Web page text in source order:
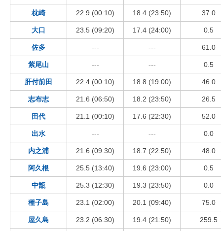
枕崎 22.9 (00:10) 18.4 (23:50) 37.0
大口 23.5 (09:20) 17.4 (24:00) 0.5
佐多 --- --- 61.0
紫尾山 --- --- 0.5
肝付前田 22.4 (00:10) 18.8 (19:00) 46.0
志布志 21.6 (06:50) 18.2 (23:50) 26.5
田代 21.1 (00:10) 17.6 (22:30) 52.0
出水 --- --- 0.0
内之浦 21.6 (09:30) 18.7 (22:50) 48.0
阿久根 25.5 (13:40) 19.6 (23:00) 0.5
中甑 25.3 (12:30) 19.3 (23:50) 0.0
種子島 23.1 (02:00) 20.1 (09:40) 75.0
屋久島 23.2 (06:30) 19.4 (21:50) 259.5